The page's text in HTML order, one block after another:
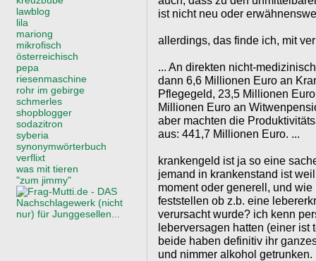
lawblog
lila
mariong
mikrofisch
österreichisch
pepa
riesenmaschine
rohr im gebirge
schmerles
shopblogger
sodazitron
syberia
synonymwörterbuch
verflixt
was mit tieren
"zum jimmy"
ist nicht neu oder
allerdings, das finde ich, mit
... An direkten nicht-
dann 6,6 Millionen Euro an
Pflegegeld, 23,5 Millionen
Millionen Euro an
aber machten die
aus: 441,7 Millionen Euro. ...
krankengeld ist ja so eine
jemand in krankenstand ist
moment oder generell, und
feststellen ob z.b. eine
verursacht wurde? ich kenn
leberversagen hatten (einer ist
beide haben definitiv ihr
und nimmer alkohol getrunken.